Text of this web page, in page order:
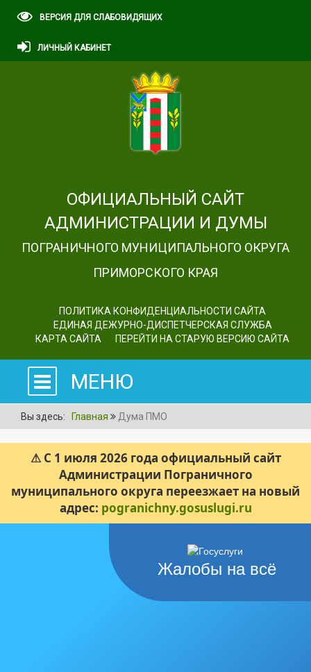
ВЕРСИЯ ДЛЯ СЛАБОВИДЯЩИХ
ЛИЧНЫЙ КАБИНЕТ
ОФИЦИАЛЬНЫЙ САЙТ
АДМИНИСТРАЦИИ И ДУМЫ
ПОГРАНИЧНОГО МУНИЦИПАЛЬНОГО ОКРУГА
ПРИМОРСКОГО КРАЯ
ПОЛИТИКА КОНФИДЕНЦИАЛЬНОСТИ САЙТА
ЕДИНАЯ ДЕЖУРНО-ДИСПЕТЧЕРСКАЯ СЛУЖБА
КАРТА САЙТА
ПЕРЕЙТИ НА СТАРУЮ ВЕРСИЮ САЙТА
МЕНЮ
Вы здесь: Главная Дума ПМО
⚠ С 1 июля 2026 года официальный сайт
Администрации Пограничного
муниципального округа переезжает на новый
адрес: pogranichny.gosuslugi.ru
Жалобы на всё